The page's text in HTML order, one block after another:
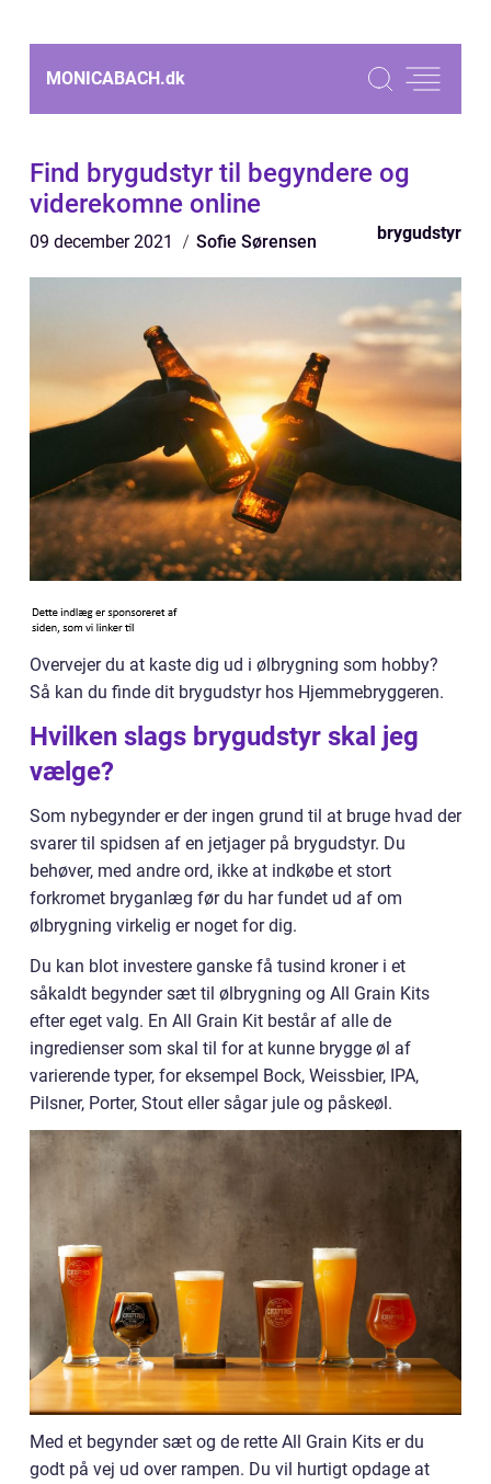
MONICABACH.dk
Find brygudstyr til begyndere og
viderekomne online
09 december 2021 Sofie Sørensen brygudstyr
Overvejer du at kaste dig ud i ølbrygning som hobby?
Så kan du finde dit brygudstyr hos Hjemmebryggeren.
Hvilken slags brygudstyr skal jeg
vælge?
Som nybegynder er der ingen grund til at bruge hvad der
svarer til spidsen af en jetjager på brygudstyr. Du
behøver, med andre ord, ikke at indkøbe et stort
forkromet bryganlæg før du har fundet ud af om
ølbrygning virkelig er noget for dig.
Du kan blot investere ganske få tusind kroner i et
såkaldt begynder sæt til ølbrygning og All Grain Kits
efter eget valg. En All Grain Kit består af alle de
ingredienser som skal til for at kunne brygge øl af
varierende typer, for eksempel Bock, Weissbier, IPA,
Pilsner, Porter, Stout eller sågar jule og påskeøl.
Med et begynder sæt og de rette All Grain Kits er du
godt på vej ud over rampen. Du vil hurtigt opdage at